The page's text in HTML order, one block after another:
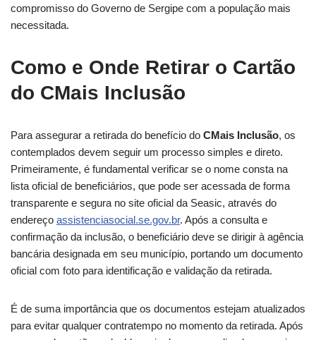
compromisso do Governo de Sergipe com a população mais
necessitada.
Como e Onde Retirar o Cartão
do CMais Inclusão
Para assegurar a retirada do benefício do CMais Inclusão, os
contemplados devem seguir um processo simples e direto.
Primeiramente, é fundamental verificar se o nome consta na
lista oficial de beneficiários, que pode ser acessada de forma
transparente e segura no site oficial da Seasic, através do
endereço assistenciasocial.se.gov.br. Após a consulta e
confirmação da inclusão, o beneficiário deve se dirigir à agência
bancária designada em seu município, portando um documento
oficial com foto para identificação e validação da retirada.
É de suma importância que os documentos estejam atualizados
para evitar qualquer contratempo no momento da retirada. Após